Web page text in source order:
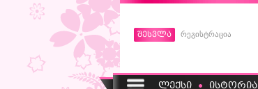
შესვლა რეგისტრაცია
ლექსი ისტორია